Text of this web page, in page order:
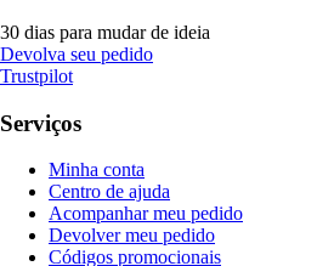
30 dias para mudar de ideia
Devolva seu pedido
Trustpilot
Serviços
Minha conta
Centro de ajuda
Acompanhar meu pedido
Devolver meu pedido
Códigos promocionais